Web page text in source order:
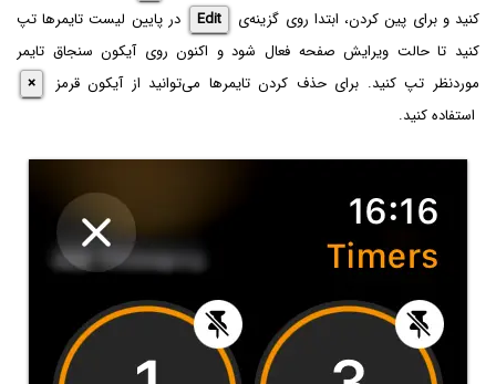
کنید و برای پین کردن، ابتدا روی گزینه‌ی
Edit
در پایین لیست تایمرها تپ
کنید تا حالت ویرایش صفحه فعال شود و اکنون روی آیکون سنجاق تایمر
موردنظر تپ کنید. برای حذف کردن تایمرها می‌توانید از آیکون قرمز
×
استفاده کنید.